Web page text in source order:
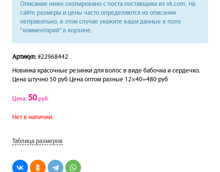
Описание ниже скопировано с поста поставщика из vk.com. На
сайте размеры и цены часто определяются из описания
неправильно, в этом случае укажите ваши данные в поле
“комментарий” в корзине.
Артикул: #22968442
Новинка красочные резинки для волос в виде бабочка и сердечко.
Цена штучно 50 руб Цена оптом разные 12×40=480 руб
Цена: 50руб
Нет в наличии.
Таблица размеров